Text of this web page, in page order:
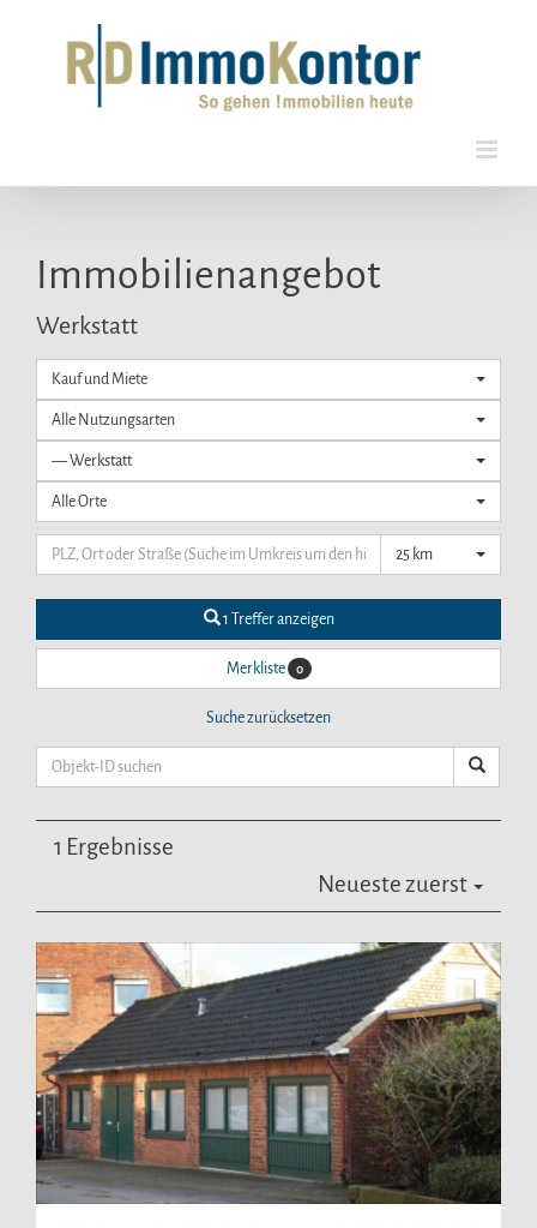
springen
Immobilien­angebot
Werkstatt
Kauf und Miete
Alle Nutzungsarten
— Werkstatt
Alle Orte
25 km
1 Treffer anzeigen
Merkliste 0
Suche zurücksetzen
1 Ergebnisse
Neueste zuerst